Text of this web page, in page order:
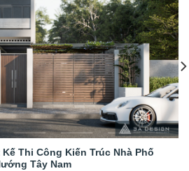
Kế Thi Công Kiến Trúc Nhà Phố
Tây Nam